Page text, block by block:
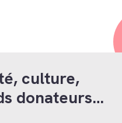
culture,
donateurs…